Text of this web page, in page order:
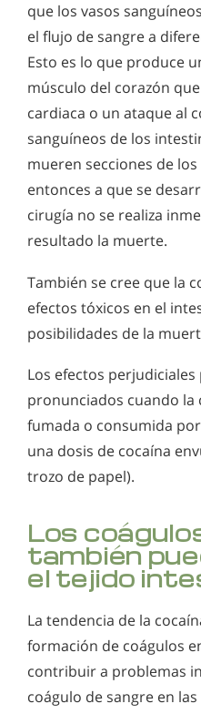
que los vasos
el flujo de sangre a
Esto es lo que produce
músculo del corazón
cardiaca o un ataque al
sanguíneos de los
mueren secciones de
entonces a que se
cirugía no se realiza
resultado la muerte.
También se cree que la
efectos tóxicos en el
posibilidades de la
Los efectos
pronunciados cuando la
fumada o consumida
una dosis de cocaína
trozo de papel).
Los
también
el tejido
La tendencia de la
formación de coágulos
contribuir a problemas
coágulo de sangre en